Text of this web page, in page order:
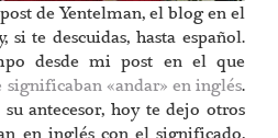
de Yentelman, el blog en el
si te descuidas, hasta español.
desde mi post en el que
significaban «andar» en inglés.
antecesor, hoy te dejo otros